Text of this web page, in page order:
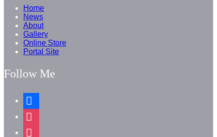
Home
News
About
Gallery
Online Store
Portal Site
Follow Me
facebook
instagram
instagram